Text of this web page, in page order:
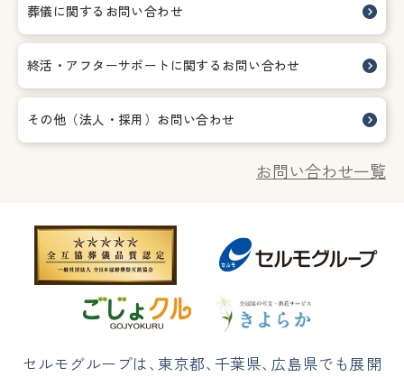
葬儀に関するお問い合わせ
終活・アフターサポートに関する お問い合わせ
その他（法人・採用）お問い合わせ
お問い合わせ一覧
セルモグループは、東京都、 千葉県、 広島県でも展開